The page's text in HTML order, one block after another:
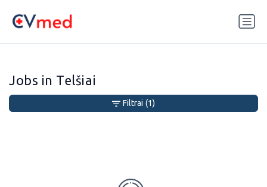
Jobs in Telšiai
Filtrai (1)